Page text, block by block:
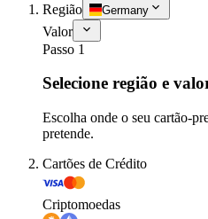
Região Germany
Valor
Passo 1
Selecione região e
Escolha onde o seu cartão-
pretende.
Cartões de Crédito
Criptomoedas